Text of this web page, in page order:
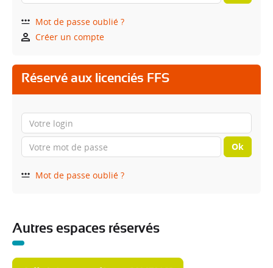
Mot de passe oublié ?
Créer un compte
Réservé aux licenciés FFS
Ok
Mot de passe oublié ?
Autres espaces réservés